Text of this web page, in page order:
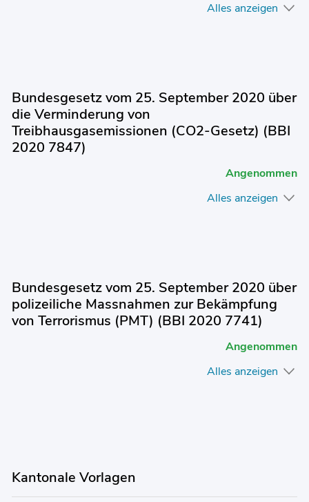
Alles anzeigen
Bundesgesetz vom 25. September 2020 über
die Verminderung von
Treibhausgasemissionen (CO2-Gesetz) (BBI
2020 7847)
Angenommen
Alles anzeigen
Bundesgesetz vom 25. September 2020 über
polizeiliche Massnahmen zur Bekämpfung
von Terrorismus (PMT) (BBI 2020 7741)
Angenommen
Alles anzeigen
Kantonale Vorlagen